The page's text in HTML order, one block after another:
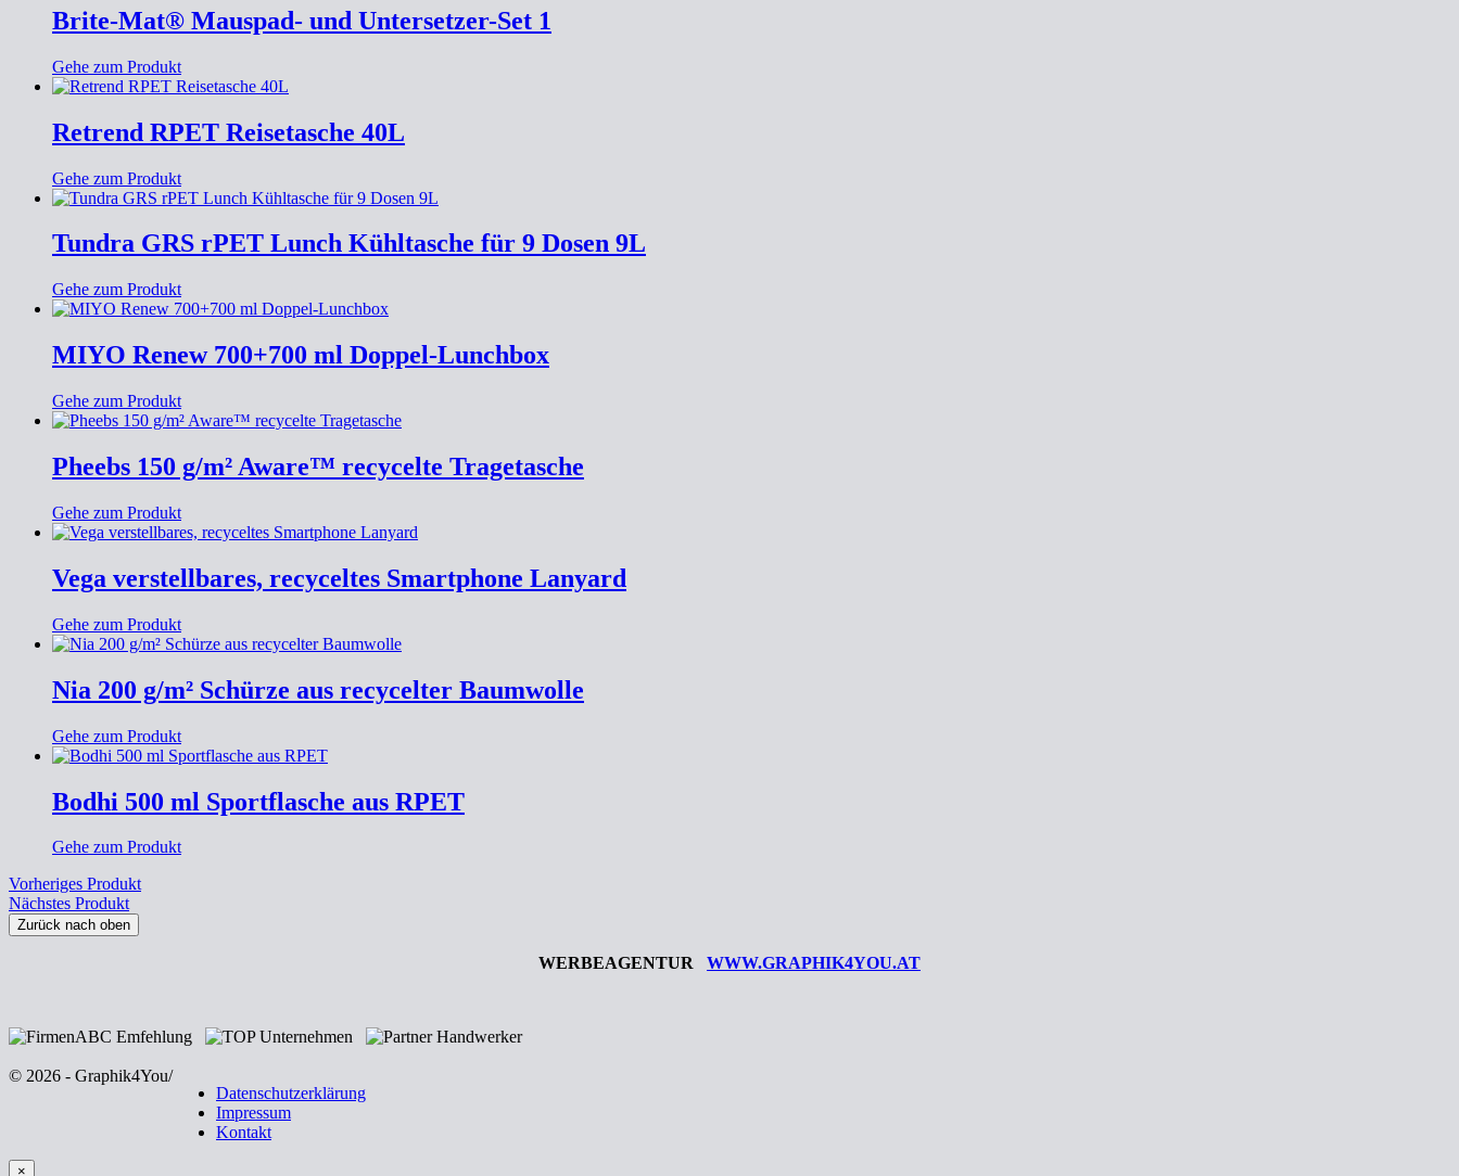
Brite-Mat® Mauspad- und Untersetzer-Set 1
Gehe zum Produkt
Retrend RPET Reisetasche 40L
Gehe zum Produkt
Tundra GRS rPET Lunch Kühltasche für 9 Dosen 9L
Gehe zum Produkt
MIYO Renew 700+700 ml Doppel-Lunchbox
Gehe zum Produkt
Pheebs 150 g/m² Aware™ recycelte Tragetasche
Gehe zum Produkt
Vega verstellbares, recyceltes Smartphone Lanyard
Gehe zum Produkt
Nia 200 g/m² Schürze aus recycelter Baumwolle
Gehe zum Produkt
Bodhi 500 ml Sportflasche aus RPET
Gehe zum Produkt
Vorheriges Produkt
Nächstes Produkt
Zurück nach oben
WERBEAGENTUR WWW.GRAPHIK4YOU.AT
© 2026 - Graphik4You/
Datenschutzerklärung
Impressum
Kontakt
×